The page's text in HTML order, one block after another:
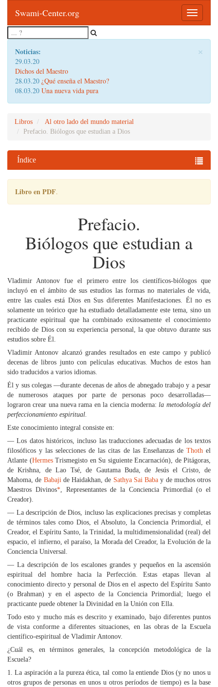
Toggle
Swami-Center.org
×
Noticias:
29.03.20
Dichos del Maestro
28.03.20 ¿Qué enseña el Maestro?
08.03.20 Una nueva vida pura
Libros
Al otro lado del mundo material
Prefacio. Biólogos que estudian a Dios
Índice
Libro en PDF.
Prefacio.
Biólogos que estudian a
Dios
Vladimir Antonov fue el primero entre los científicos-biólogos que
incluyó en el ámbito de sus estudios las formas no materiales de vida,
entre las cuales está Dios en Sus diferentes Manifestaciones. Él no es
solamente un teórico que ha estudiado detalladamente este tema, sino un
practicante espiritual que ha combinado exitosamente el conocimiento
recibido de Dios con su experiencia personal, la que obtuvo durante sus
estudios sobre Él.
Vladimir Antonov alcanzó grandes resultados en este campo y publicó
decenas de libros junto con películas educativas. Muchos de estos han
sido traducidos a varios idiomas.
Él y sus colegas —durante decenas de años de abnegado trabajo y a pesar
de numerosos ataques por parte de personas poco desarrolladas—
lograron crear una nueva rama en la ciencia moderna:la metodología del
perfeccionamiento espiritual.
Este conocimiento integral consiste en:
— Los datos históricos, incluso las traducciones adecuadas de los textos
filosóficos y las selecciones de las citas de las Enseñanzas de Thothel
Atlante (HermesTrismegisto en Su siguiente Encarnación), de Pitágoras,
de Krishna, de Lao Tsé, de Gautama Buda, de Jesús el Cristo, de
Mahoma, de Babajide Haidakhan, de Sathya Sai Baba y de muchos otros
Maestros Divinos*, Representantes de la Conciencia Primordial (o el
Creador).
— La descripción de Dios, incluso las explicaciones precisas y completas
de términos tales como Dios, el Absoluto, la Conciencia Primordial, el
Creador, el Espíritu Santo, la Trinidad, la multidimensionalidad (real) del
espacio, el infierno, el paraíso, la Morada del Creador, la Evolución de la
Conciencia Universal.
— La descripción de los escalones grandes y pequeños en la ascensión
espiritual del hombre hacia la Perfección. Estas etapas llevan al
conocimiento directo y personal de Dios en el aspecto del Espíritu Santo
(o Brahman) y en el aspecto de la Conciencia Primordial; luego el
practicante puede obtener la Divinidad en la Unión con Ella.
Todo esto y mucho más es descrito y examinado, bajo diferentes puntos
de vista conforme a diferentes situaciones, en las obras de la Escuela
científico-espiritual de Vladimir Antonov.
¿Cuál es, en términos generales, la concepción metodológica de la
Escuela?
1. La aspiración a la pureza ética, tal como la entiende Dios (y no unos u
otros grupos de personas en unos u otros períodos de tiempo) es la base